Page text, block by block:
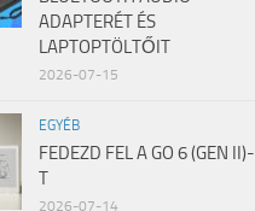
ADAPTERÉT ÉS
LAPTOPTÖLTŐIT
2026-07-15
EGYÉB
FEDEZD FEL A GO 6 (GEN II)-
T
2026-07-14